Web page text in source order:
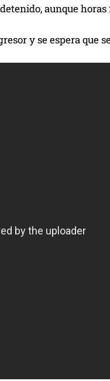
aunque
y se espera que